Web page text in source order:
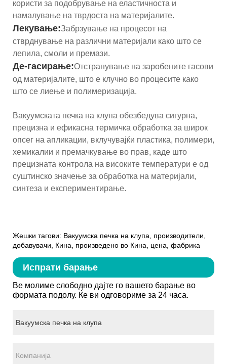
користи за подобрување на еластичноста и
намалување на тврдоста на материјалите.
Лекување:Забрзување на процесот на
стврднување на различни материјали како што се
лепила, смоли и премази.
Де-гасирање:Отстранување на заробените гасови
од материјалите, што е клучно во процесите како
што се лиење и полимеризација.
Вакуумската печка на клупа обезбедува сигурна,
прецизна и ефикасна термичка обработка за широк
опсег на апликации, вклучувајќи пластика, полимери,
хемикалии и премачкување во прав, каде што
прецизната контрола на високите температури е од
суштинско значење за обработка на материјали,
синтеза и експериментирање.
Жешки тагови: Вакуумска печка на клупа, производители,
добавувачи, Кина, произведено во Кина, цена, фабрика
Испрати барање
Ве молиме слободно дајте го вашето барање во
формата подолу. Ќе ви одговориме за 24 часа.